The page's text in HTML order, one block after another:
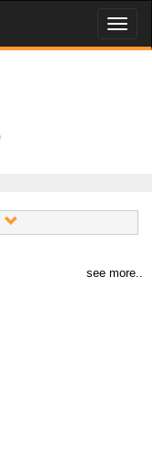
see more..